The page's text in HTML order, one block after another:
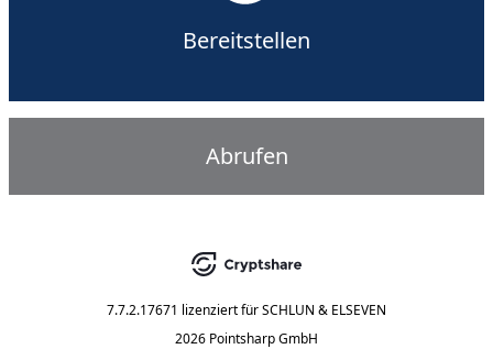
Bereitstellen
Abrufen
7.7.2.17671 lizenziert fürSCHLUN & ELSEVEN
2026 Pointsharp GmbH